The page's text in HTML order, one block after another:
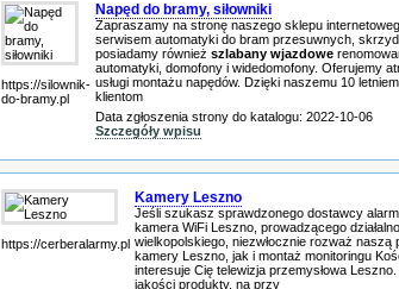
https://silownik-
do-bramy.pl
Napęd do bramy, siłowniki
Zapraszamy na stronę naszego sklepu
serwisem automatyki do bram przesuwnych,
posiadamy również szlabany wjazdowe
automatyki, domofony i widedomofony. Oferujemy
usługi montażu napędów. Dzięki naszemu 10
klientom
Data zgłoszenia strony do katalogu: 2022-10-06
Szczegóły wpisu
https://cerberalarmy.pl
Kamery Leszno
Jeśli szukasz sprawdzonego dostawcy
kamera WiFi Leszno, prowadzącego
wielkopolskiego, niezwłocznie rozważ naszą
kamery Leszno, jak i montaż monitoringu
interesuje Cię telewizja przemysłowa
jakości produkty, na przy